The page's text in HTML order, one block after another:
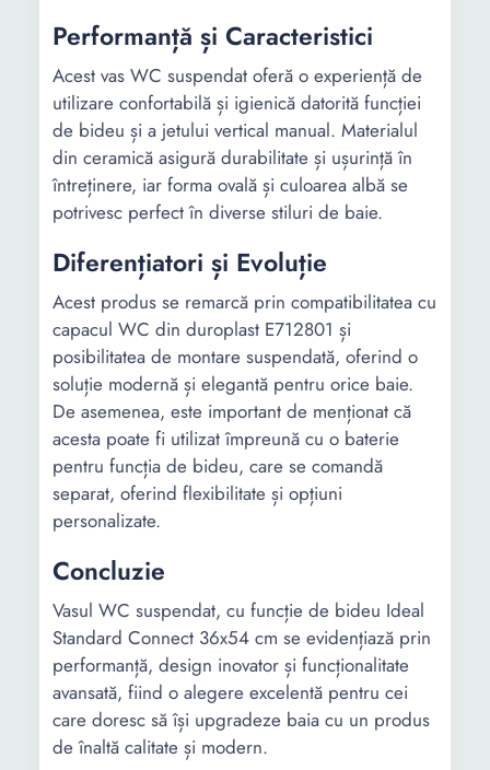
Performanță și Caracteristici
Acest vas WC suspendat oferă o experiență de
utilizare confortabilă și igienică datorită funcției
de bideu și a jetului vertical manual. Materialul
din ceramică asigură durabilitate și ușurință în
întreținere, iar forma ovală și culoarea albă se
potrivesc perfect în diverse stiluri de baie.
Diferențiatori și Evoluție
Acest produs se remarcă prin compatibilitatea cu
capacul WC din duroplast E712801 și
posibilitatea de montare suspendată, oferind o
soluție modernă și elegantă pentru orice baie.
De asemenea, este important de menționat că
acesta poate fi utilizat împreună cu o baterie
pentru funcția de bideu, care se comandă
separat, oferind flexibilitate și opțiuni
personalizate.
Concluzie
Vasul WC suspendat, cu funcție de bideu Ideal
Standard Connect 36x54 cm se evidențiază prin
performanță, design inovator și funcționalitate
avansată, fiind o alegere excelentă pentru cei
care doresc să își upgradeze baia cu un produs
de înaltă calitate și modern.